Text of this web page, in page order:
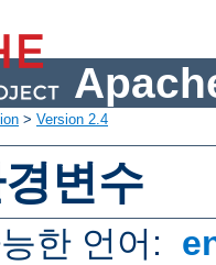
> Version 2.4
변수
한 언어: